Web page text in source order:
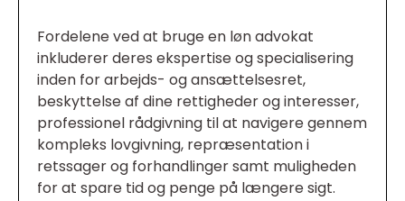
Fordelene ved at bruge en løn advokat
inkluderer deres ekspertise og specialisering
inden for arbejds- og ansættelsesret,
beskyttelse af dine rettigheder og interesser,
professionel rådgivning til at navigere gennem
kompleks lovgivning, repræsentation i
retssager og forhandlinger samt muligheden
for at spare tid og penge på længere sigt.